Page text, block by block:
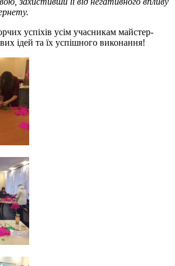
успіхів усім учасникам майстер-
ідей та їх успішного виконання!